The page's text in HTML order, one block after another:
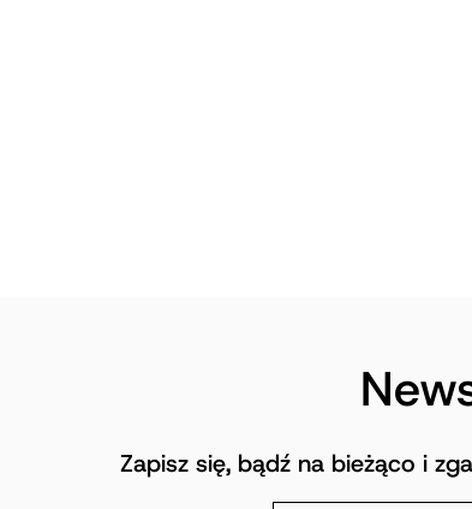
Zapisz się, bądź na bieżąco i